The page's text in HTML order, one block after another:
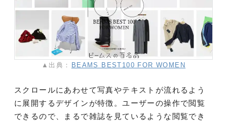
▲出典： BEAMS BEST100 FOR WOMEN
スクロールにあわせて写真やテキストが流れるよう
に展開するデザインが特徴。ユーザーの操作で閲覧
できるので、まるで雑誌を見ているような閲覧でき